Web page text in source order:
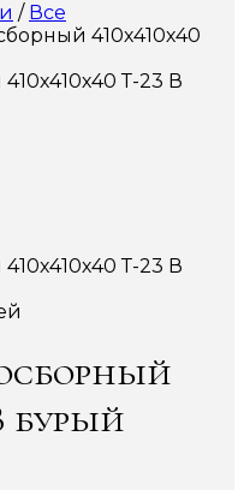
/ Все
410х410х40
бурый